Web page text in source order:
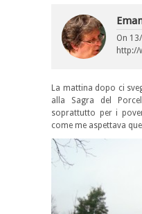
On
http://
La mattina dopo ci
alla Sagra del
soprattutto per i
come me aspettava